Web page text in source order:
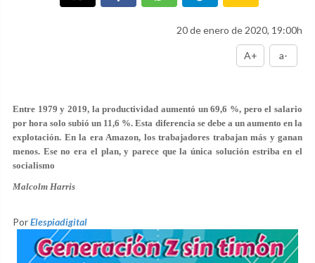
20 de enero de 2020, 19:00h
A+ a-
Entre 1979 y 2019, la productividad aumentó un 69,6 %, pero el salario
por hora solo subió un 11,6 %. Esta diferencia se debe a un aumento en la
explotación. En la era Amazon, los trabajadores trabajan más y ganan
menos. Ese no era el plan, y parece que la única solución estriba en el
socialismo
Malcolm Harris
PorElespiadigital